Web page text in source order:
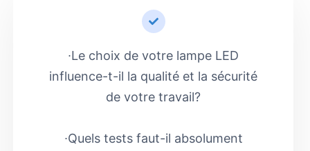
∙Le choix de votre lampe LED
influence-t-il la qualité et la sécurité
de votre travail?
∙Quels tests faut-il absolument